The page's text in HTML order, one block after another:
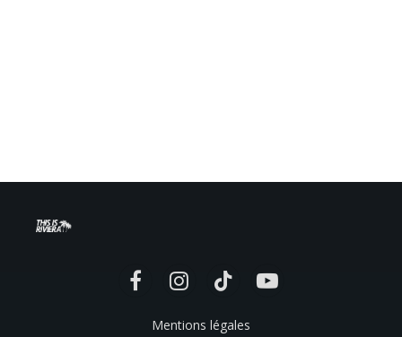
FacebookInstagramTikTok YouTube
Mentions légales